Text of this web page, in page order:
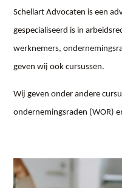
Schellart Advocaten is een
gespecialiseerd is in
werknemers,
geven wij ook cursussen.
Wij geven onder andere
ondernemingsraden (WOR)